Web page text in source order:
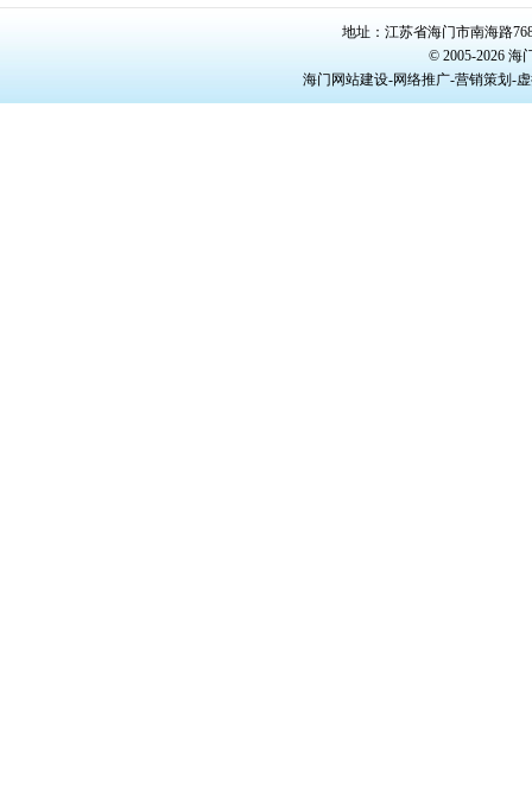
地址：江苏省海门市南海路
© 2005-2026
海门网站建设-网络推广-营销策划-